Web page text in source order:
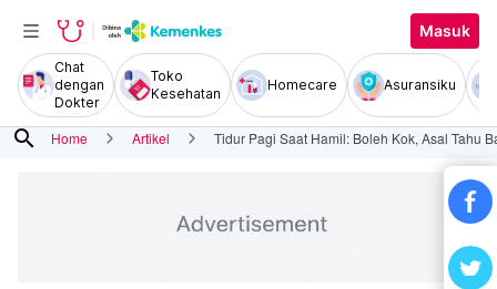
Masuk
Chat
dengan
Dokter
Toko
Kesehatan
Homecare Asuransiku
search Home Artikel Tidur Pagi Saat Hamil: Boleh Kok, Asal Tahu